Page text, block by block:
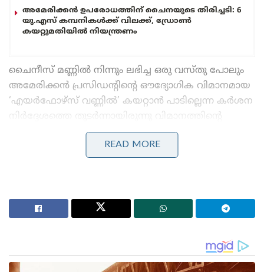
അമേരിക്കൻ ഉപരോധത്തിന് ചൈനയുടെ തിരിച്ചടി: 6
യു.എസ് കമ്പനികൾക്ക് വിലക്ക്, ഡ്രോൺ
കയറ്റുമതിയിൽ നിയന്ത്രണം
ചൈനീസ് മണ്ണിൽ നിന്നും ലഭിച്ച ഒരു വസ്തു പോലും
അമേരിക്കൻ പ്രസിഡന്റിന്റെ ഔദ്യോഗിക വിമാനമായ
‘എയർഫോഴ്സ് വണ്ണിൽ’ കയറ്റാൻ പാടില്ലെന്ന കർശന
നിർദ്ദേശത്തെ തുടർന്നായിരുന്നു വിമാനത്തിന്റെ
ഗോവണിയുടെ ചുവട്ടിൽ വെച്ച് തന്നെ യുഎസ്
രഹസ്യാന്വേഷണ വിഭാഗം ചൈനീസ് വസ്തുക്കൾ
ഇൻവിറ്റേഷനുകൾ തുടങ്ങിയ സുവനീറുകളെല്ലാം
ചൈനയുടെ ഭാഗത്തുനിന്നുള്ള രഹസ്യ
READ MORE